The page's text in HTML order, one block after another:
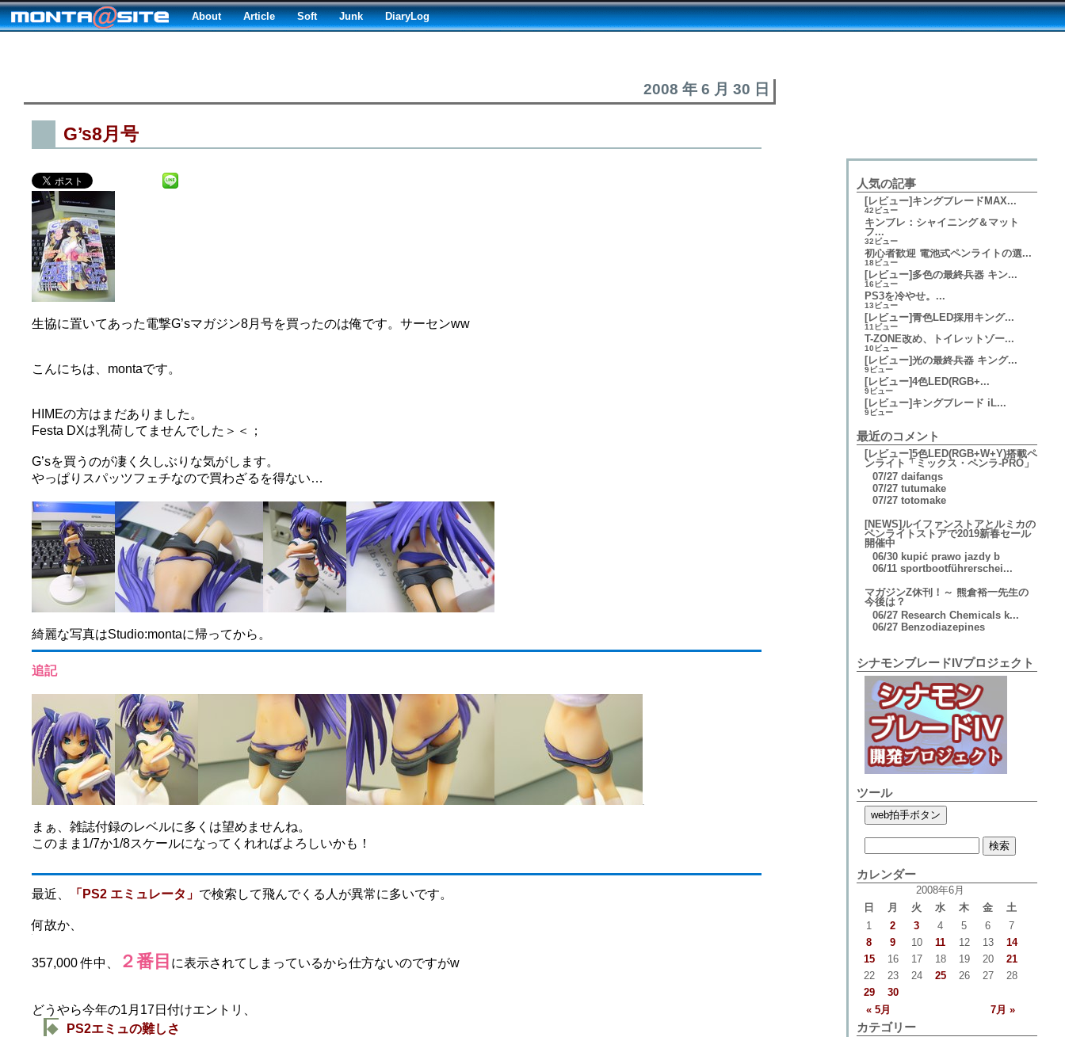
About Article Soft Junk DiaryLog
2008 年 6 月 30 日
G’s8月号
生協に置いてあった電撃G’sマガジン8月号を買ったのは俺です。サーセンww
こんにちは、montaです。
HIMEの方はまだありました。
Festa DXは乳荷してませんでした＞＜；
G’sを買うのが凄く久しぶりな気がします。
やっぱりスパッツフェチなので買わざるを得ない…
綺麗な写真はStudio:montaに帰ってから。
追記
まぁ、雑誌付録のレベルに多くは望めませんね。
このまま1/7か1/8スケールになってくれればよろしいかも！
最近、 「PS2 エミュレータ」 で検索して飛んでくる人が異常に多いです。
何故か、
357,000 件中、 ２番目 に表示されてしまっているから仕方ないのですがw
どうやら今年の1月17日付けエントリ、
◆ PS2エミュの難しさ
人気の記事
[レビュー]キングブレードMAX...
42ビュー
キンブレ：シャイニング＆マット
フ...
32ビュー
初心者歓迎 電池式ペンライトの選...
18ビュー
[レビュー]多色の最終兵器 キン...
16ビュー
PS3を冷やせ。...
13ビュー
[レビュー]青色LED採用キング...
11ビュー
T-ZONE改め、トイレットゾー...
10ビュー
[レビュー]光の最終兵器 キング...
9ビュー
[レビュー]4色LED(RGB+...
9ビュー
[レビュー]キングブレード iL...
9ビュー
最近のコメント
[レビュー]5色LED(RGB+W+Y)搭載ペ
ンライト「ミックス・ペンラ-PRO」
07/27 daifangs
07/27 tutumake
07/27 totomake
[NEWS]ルイファンストアとルミカの
ペンライトストアで2019新春セール
開催中
06/30 kupić prawo jazdy b
06/11 sportbootführerschei...
マガジンZ休刊！～ 熊倉裕一先生の
今後は？
06/27 Research Chemicals k...
06/27 Benzodiazepines
シナモンブレードIVプロジェクト
ツール
カレンダー
2008年6月
日
月 火 水 木 金 土
« 5月 7月 »
1 2 3 4 5 6
7
8
9 10 11 12 13
14
15
16 17 18 19 20
21
22
23 24 25 26 27
28
29
30
カテゴリー